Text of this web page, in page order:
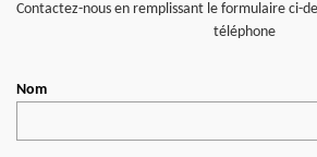
Contactez-nous en remplissant le formulaire ci-
téléphone
Nom